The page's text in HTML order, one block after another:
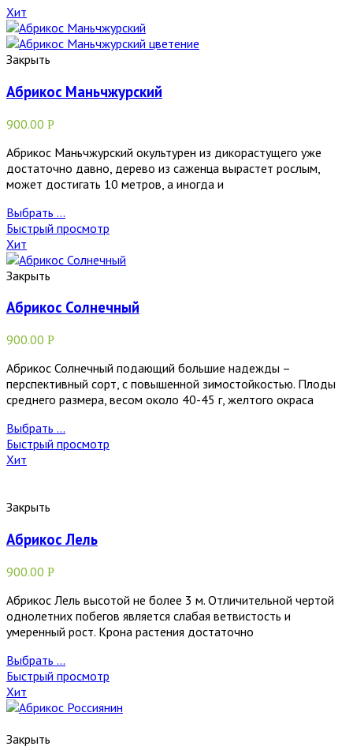
Хит
Закрыть
Абрикос Маньчжурский
900.00 Р
Абрикос Маньчжурский окультурен из дикорастущего уже
достаточно давно, дерево из саженца вырастет рослым,
может достигать 10 метров, а иногда и
Выбрать ...
Быстрый просмотр
Хит
Закрыть
Абрикос Солнечный
900.00 Р
Абрикос Солнечный подающий большие надежды –
перспективный сорт, с повышенной зимостойкостью. Плоды
среднего размера, весом около 40-45 г, желтого окраса
Выбрать ...
Быстрый просмотр
Хит
Закрыть
Абрикос Лель
900.00 Р
Абрикос Лель высотой не более 3 м. Отличительной чертой
однолетних побегов является слабая ветвистость и
умеренный рост. Крона растения достаточно
Выбрать ...
Быстрый просмотр
Хит
Закрыть